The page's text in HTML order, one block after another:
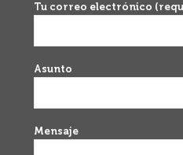
Tu correo electrónico
Asunto
Mensaje